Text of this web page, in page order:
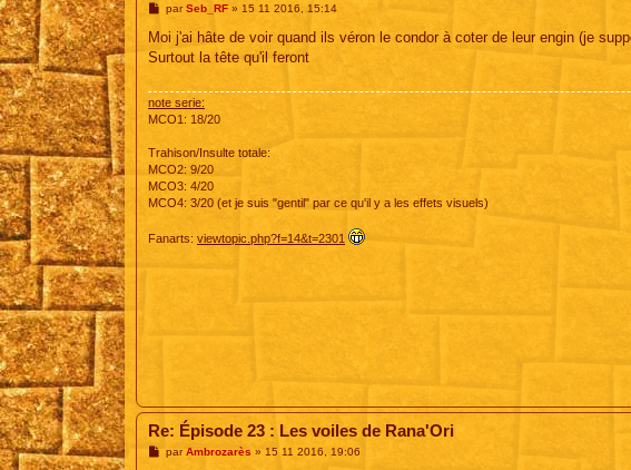
M
s
a
parSeb_RF» 15 11 2016, 15:14
Moi j'ai hâte de voir quand ils véron le condor à coter de leur engin (je
Surtout la tête qu'il feront
note serie:
MCO1: 18/20
Trahison/Insulte totale:
MCO2: 9/20
MCO3: 4/20
MCO4: 3/20 (et je suis "gentil" par ce qu'il y a les effets visuels)
Fanarts: viewtopic.php?f=14&t=2301
Re: Épisode 23 : Les voiles de Rana'Ori
MparAmbrozarès » 15 11 2016, 19:06